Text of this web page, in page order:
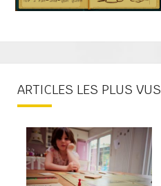
ARTICLES LES PLUS VUS